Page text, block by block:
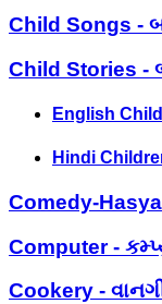
Child Songs -
Child Stories -
English
Hindi
Comedy-
Computer -
Cookery -